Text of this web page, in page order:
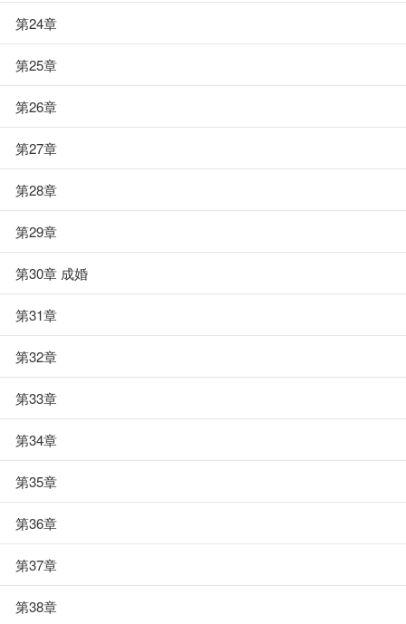
第24章
第25章
第26章
第27章
第28章
第29章
第30章 成婚
第31章
第32章
第33章
第34章
第35章
第36章
第37章
第38章